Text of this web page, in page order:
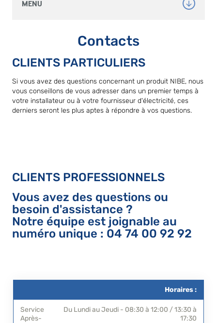
MENU
Contacts
CLIENTS PARTICULIERS
Si vous avez des questions concernant un produit NIBE, nous
vous conseillons de vous adresser dans un premier temps à
votre installateur ou à votre fournisseur d'électricité, ces
derniers seront les plus aptes à répondre à vos questions.
CLIENTS PROFESSIONNELS
Vous avez des questions ou
besoin d'assistance ?
Notre équipe est joignable au
numéro unique : 04 74 00 92 92
Horaires :
Du Lundi au Jeudi - 08:30 à 12:00 / 13:30 à
17:30